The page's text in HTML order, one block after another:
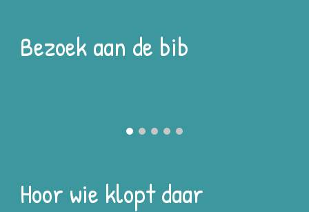
Bezoek aan de bib
Hoor wie klopt daar